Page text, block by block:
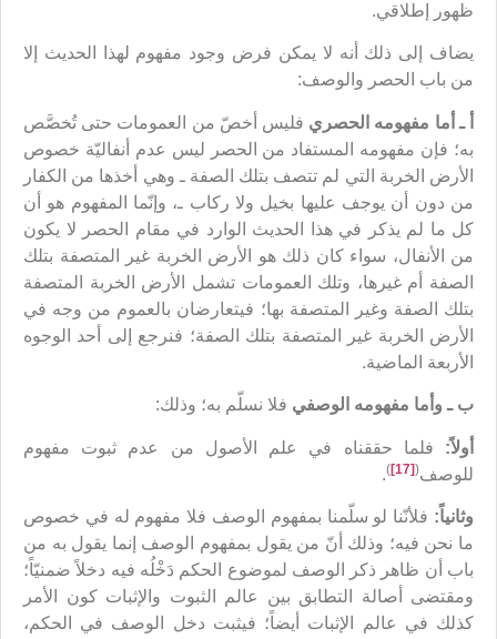
ظهور إطلاقي.
يضاف إلى ذلك أنه لا يمكن فرض وجود مفهوم لهذا الحديث إلا
من باب الحصر والوصف:
أ ـ أما مفهومه الحصري فليس أخصّ من العمومات حتى تُخصَّص
به؛ فإن مفهومه المستفاد من الحصر ليس عدم أنفاليّة خصوص
الأرض الخربة التي لم تتصف بتلك الصفة ـ وهي أخذها من الكفار
من دون أن يوجف عليها بخيل ولا ركاب ـ، وإنّما المفهوم هو أن
كل ما لم يذكر في هذا الحديث الوارد في مقام الحصر لا يكون
من الأنفال، سواء كان ذلك هو الأرض الخربة غير المتصفة بتلك
الصفة أم غيرها، وتلك العمومات تشمل الأرض الخربة المتصفة
بتلك الصفة وغير المتصفة بها؛ فيتعارضان بالعموم من وجه في
الأرض الخربة غير المتصفة بتلك الصفة؛ فنرجع إلى أحد الوجوه
الأربعة الماضية.
ب ـ وأما مفهومه الوصفي فلا نسلّم به؛ وذلك:
أولاً: فلما حققناه في علم الأصول من عدم ثبوت مفهوم
للوصف(
[17]
)
.
وثانياً: فلأنّنا لو سلّمنا بمفهوم الوصف فلا مفهوم له في خصوص
ما نحن فيه؛ وذلك أنّ من يقول بمفهوم الوصف إنما يقول به من
باب أن ظاهر ذكر الوصف لموضوع الحكم دَخْلُه فيه دخلاً ضمنيّاً؛
ومقتضى أصالة التطابق بين عالم الثبوت والإثبات كون الأمر
كذلك في عالم الإثبات أيضاً؛ فيثبت دخل الوصف في الحكم،